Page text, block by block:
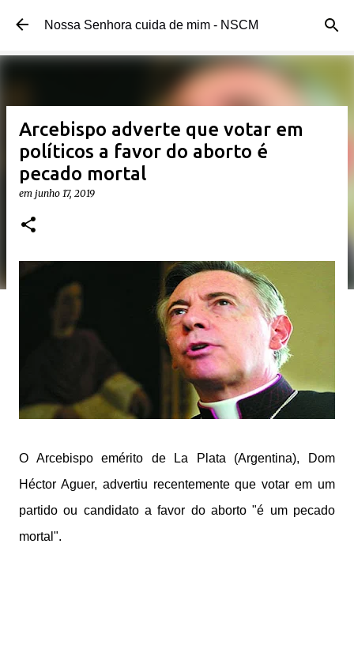
Pular para o conteúdo principal
Nossa Senhora cuida de mim - NSCM
Arcebispo adverte que votar em
políticos a favor do aborto é
pecado mortal
em junho 17, 2019
O Arcebispo emérito de La Plata (Argentina), Dom
Héctor Aguer, advertiu recentemente que votar em um
partido ou candidato a favor do aborto "é um pecado
mortal".